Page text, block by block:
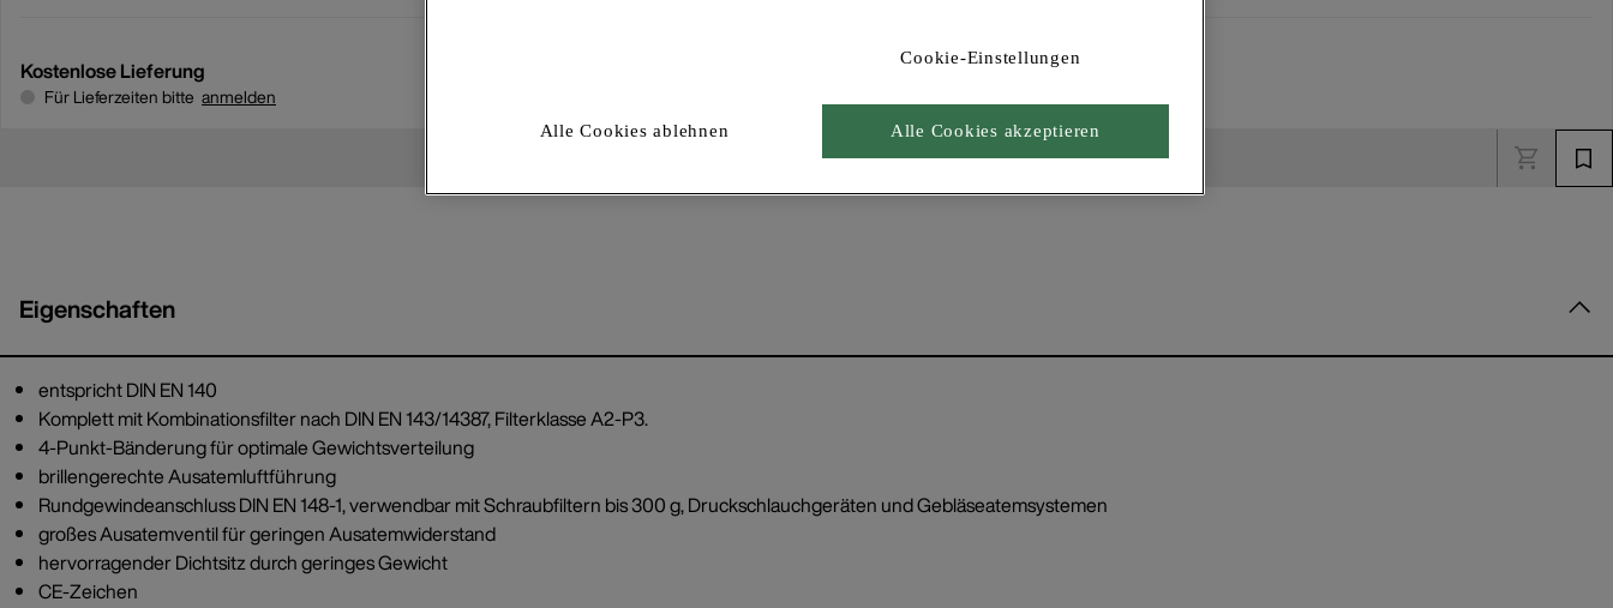
Kostenlose Lieferung
Für Lieferzeiten bitte anmelden
Produkt in den Warenkorb
Eigenschaften
entspricht DIN EN 140
Komplett mit Kombinationsfilter nach DIN EN 143/14387, Filterklasse A2-P3.
4-Punkt-Bänderung für optimale Gewichtsverteilung
brillengerechte Ausatemluftführung
Rundgewindeanschluss DIN EN 148-1, verwendbar mit Schraubfiltern bis 300 g, Druckschlauchgeräten und Gebläseatemsystemen
großes Ausatemventil für geringen Ausatemwiderstand
hervorragender Dichtsitz durch geringes Gewicht
CE-Zeichen
Cookie-Einstellungen
Alle Cookies ablehnen Alle Cookies akzeptieren